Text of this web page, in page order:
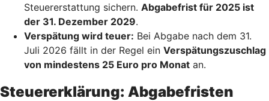
Steuererstattung sichern. Abgabefrist für 2025 ist
der 31. Dezember 2029.
Verspätung wird teuer: Bei Abgabe nach dem 31.
Juli 2026 fällt in der Regel ein Verspätungszuschlag
von mindestens 25 Euro pro Monat an.
Steuererklärung: Abgabefristen